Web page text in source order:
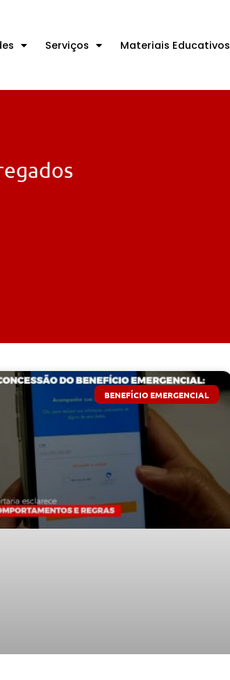
Serviços Materiais Educativos
BENEFÍCIO EMERGENCIAL